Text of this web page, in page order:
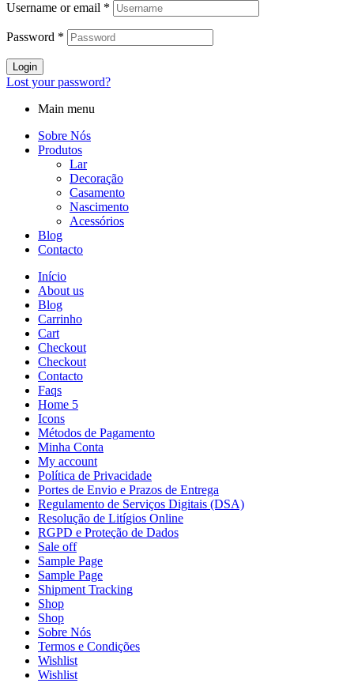
Username or email *
Password *
Login
Lost your password?
Main menu
Sobre Nós
Produtos
Lar
Decoração
Casamento
Nascimento
Acessórios
Blog
Contacto
Início
About us
Blog
Carrinho
Cart
Checkout
Checkout
Contacto
Faqs
Home 5
Icons
Métodos de Pagamento
Minha Conta
My account
Política de Privacidade
Portes de Envio e Prazos de Entrega
Regulamento de Serviços Digitais (DSA)
Resolução de Litígios Online
RGPD e Proteção de Dados
Sale off
Sample Page
Sample Page
Shipment Tracking
Shop
Shop
Sobre Nós
Termos e Condições
Wishlist
Wishlist